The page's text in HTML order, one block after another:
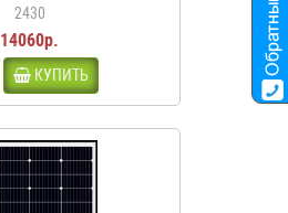
2430
14060р.
КУПИТЬ